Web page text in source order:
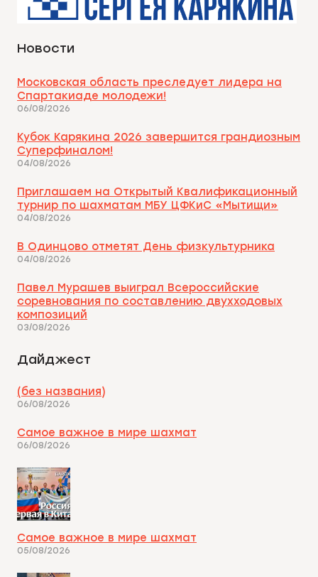
Новости
Московская область преследует лидера на
Спартакиаде молодежи!
06/08/2026
Кубок Карякина 2026 завершится грандиозным
Суперфиналом!
04/08/2026
Приглашаем на Открытый Квалификационный
турнир по шахматам МБУ ЦФКиС «Мытищи»
04/08/2026
В Одинцово отметят День физкультурника
04/08/2026
Павел Мурашев выиграл Всероссийские
соревнования по составлению двухходовых
композиций
03/08/2026
Дайджест
(без названия)
06/08/2026
Самое важное в мире шахмат
06/08/2026
Самое важное в мире шахмат
05/08/2026